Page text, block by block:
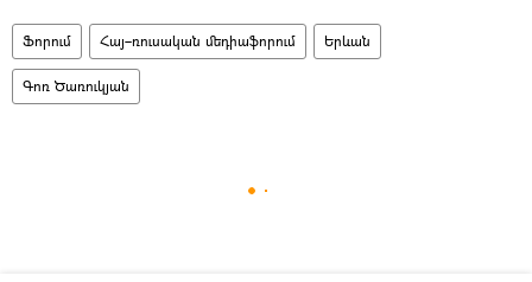
Ֆորում Հայ–ռուսական մեդիաֆորում Երևան
Գոռ Ծառուկյան